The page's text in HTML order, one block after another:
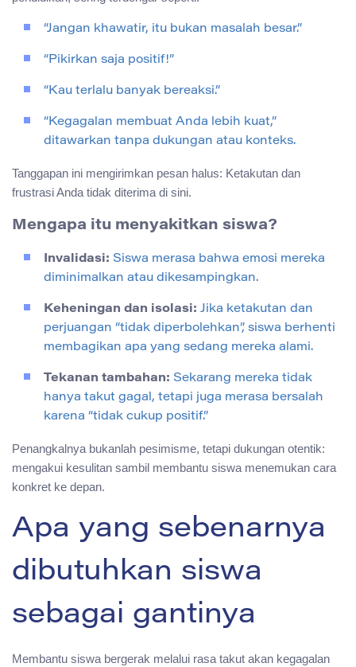
“Jangan khawatir, itu bukan masalah besar.”
“Pikirkan saja positif!”
“Kau terlalu banyak bereaksi.”
“Kegagalan membuat Anda lebih kuat,”
ditawarkan tanpa dukungan atau konteks.
Tanggapan ini mengirimkan pesan halus: Ketakutan dan
frustrasi Anda tidak diterima di sini.
Mengapa itu menyakitkan siswa?
Invalidasi: Siswa merasa bahwa emosi mereka
diminimalkan atau dikesampingkan.
Keheningan dan isolasi: Jika ketakutan dan
perjuangan “tidak diperbolehkan”, siswa berhenti
membagikan apa yang sedang mereka alami.
Tekanan tambahan: Sekarang mereka tidak
hanya takut gagal, tetapi juga merasa bersalah
karena “tidak cukup positif.”
Penangkalnya bukanlah pesimisme, tetapi dukungan otentik:
mengakui kesulitan sambil membantu siswa menemukan cara
konkret ke depan.
Apa yang sebenarnya
dibutuhkan siswa
sebagai gantinya
Membantu siswa bergerak melalui rasa takut akan kegagalan